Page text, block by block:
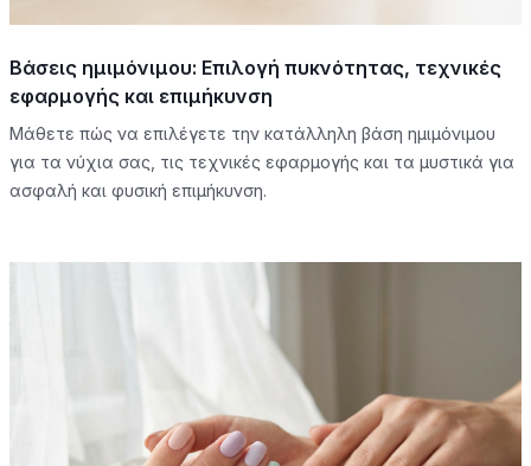
Βάσεις ημιμόνιμου: Επιλογή πυκνότητας, τεχνικές
εφαρμογής και επιμήκυνση
Μάθετε πώς να επιλέγετε την κατάλληλη βάση ημιμόνιμου
για τα νύχια σας, τις τεχνικές εφαρμογής και τα μυστικά για
ασφαλή και φυσική επιμήκυνση.